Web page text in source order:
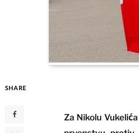
SHARE
Za Nikolu